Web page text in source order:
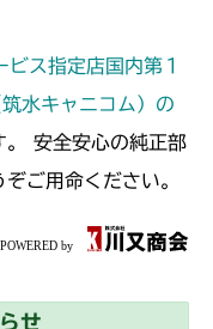
ス指定店国内第１
水キャニコム）の
。 安全安心の純正部
ご用命ください。
せ